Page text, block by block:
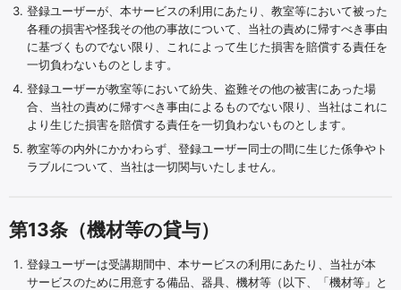
登録ユーザーが、本サービスの利用にあたり、教室等において被った
各種の損害や怪我その他の事故について、当社の責めに帰すべき事由
に基づくものでない限り、これによって生じた損害を賠償する責任を
一切負わないものとします。
登録ユーザーが教室等において紛失、盗難その他の被害にあった場
合、当社の責めに帰すべき事由によるものでない限り、当社はこれに
より生じた損害を賠償する責任を一切負わないものとします。
教室等の内外にかかわらず、登録ユーザー同士の間に生じた係争やト
ラブルについて、当社は一切関与いたしません。
第13条（機材等の貸与）
登録ユーザーは受講期間中、本サービスの利用にあたり、当社が本
サービスのために用意する備品、器具、機材等（以下、「機材等」と